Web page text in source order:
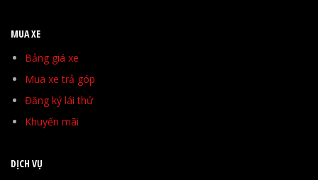
MUA XE
Bảng giá xe
Mua xe trả góp
Đăng ký lái thử
Khuyến mãi
DỊCH VỤ